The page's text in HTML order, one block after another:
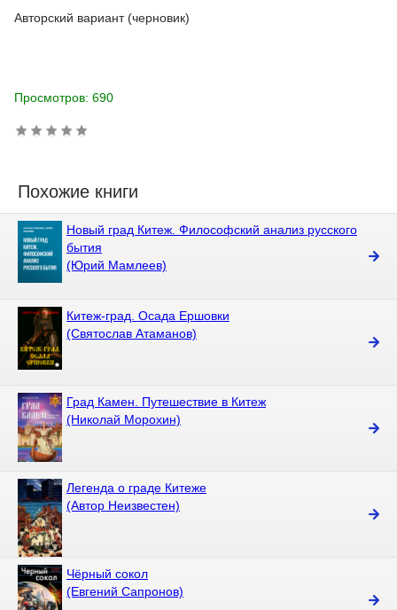
Авторский вариант (черновик)
Просмотров: 690
Похожие книги
Новый град Китеж. Философский анализ русского
бытия
(Юрий Мамлеев)
Китеж-град. Осада Ершовки
(Святослав Атаманов)
Град Камен. Путешествие в Китеж
(Николай Морохин)
Легенда о граде Китеже
(Автор Неизвестен)
Чёрный сокол
(Евгений Сапронов)